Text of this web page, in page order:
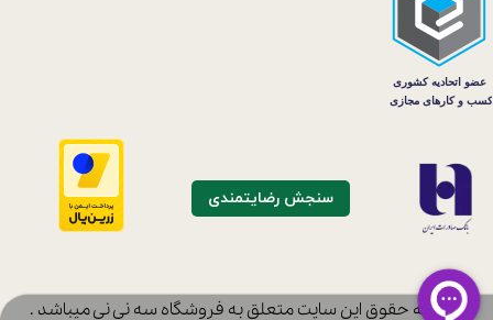
سنجش رضایتمندی
​کلیه حقوق این سایت متعلق به فروشگاه سه نی نی میباشد .